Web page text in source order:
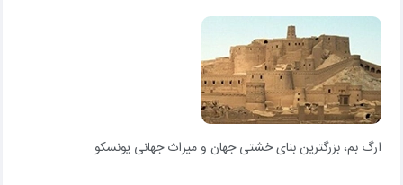
ارگ بم، بزرگترین بنای خشتی جهان و میراث جهانی یونسکو